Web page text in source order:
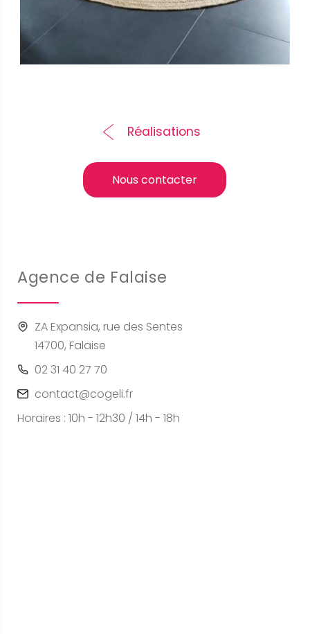
Réalisations
Nous contacter
Agence de Falaise
ZA Expansia, rue des Sentes
14700, Falaise
02 31 40 27 70
contact@cogeli.fr
Horaires : 10h - 12h30 / 14h - 18h